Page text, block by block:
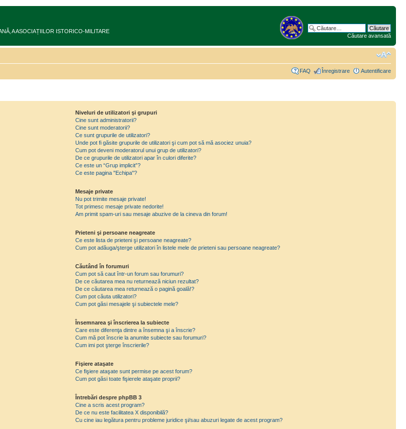
A ASOCIAȚIILOR ISTORICO-MILITARE
Căutare avansată
FAQ Înregistrare Autentificare
Niveluri de utilizatori şi grupuri
Cine sunt administratorii?
Cine sunt moderatorii?
Ce sunt grupurile de utilizatori?
Unde pot fi găsite grupurile de utilizatori şi cum pot să mă asociez unuia?
Cum pot deveni moderatorul unui grup de utilizatori?
De ce grupurile de utilizatori apar în culori diferite?
Ce este un “Grup implicit”?
Ce este pagina "Echipa"?
Mesaje private
Nu pot trimite mesaje private!
Tot primesc mesaje private nedorite!
Am primit spam-uri sau mesaje abuzive de la cineva din forum!
Prieteni şi persoane neagreate
Ce este lista de prieteni şi persoane neagreate?
Cum pot adăuga/şterge utilizatori în listele mele de prieteni sau persoane neagreate?
Căutând în forumuri
Cum pot să caut într-un forum sau forumuri?
De ce căutarea mea nu returnează niciun rezultat?
De ce căutarea mea returnează o pagină goală!?
Cum pot căuta utilizatori?
Cum pot găsi mesajele şi subiectele mele?
Însemnarea şi înscrierea la subiecte
Care este diferenţa dintre a însemna şi a înscrie?
Cum mă pot înscrie la anumite subiecte sau forumuri?
Cum imi pot şterge înscrierile?
Fişiere ataşate
Ce fişiere ataşate sunt permise pe acest forum?
Cum pot găsi toate fişierele ataşate proprii?
Întrebări despre phpBB 3
Cine a scris acest program?
De ce nu este facilitatea X disponibilă?
Cu cine iau legătura pentru probleme juridice şi/sau abuzuri legate de acest program?